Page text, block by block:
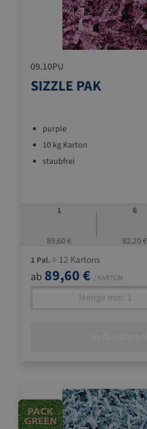
09.10PU
SIZZLE PAK
purple
10 kg Karton
staubfrei
1
89,60 €
6
82,20 €
1 Pal. = 12 Kartons
ab 89,60 € / KARTON